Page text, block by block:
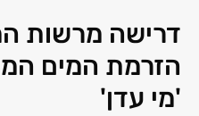
דרישה מרשות
הזרמת המים
'מי עדן'